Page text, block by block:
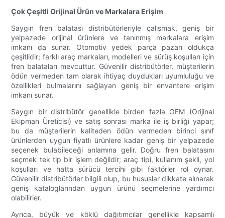
Çok Çeşitli Orijinal Ürün ve Markalara Erişim
Saygın fren balatası distribütörleriyle çalışmak, geniş bir
yelpazede orijinal ürünlere ve tanınmış markalara erişim
imkanı da sunar. Otomotiv yedek parça pazarı oldukça
çeşitlidir; farklı araç markaları, modelleri ve sürüş koşulları için
fren balataları mevcuttur. Güvenilir distribütörler, müşterilerin
ödün vermeden tam olarak ihtiyaç duydukları uyumluluğu ve
özellikleri bulmalarını sağlayan geniş bir envantere erişim
imkanı sunar.
Saygın bir distribütör genellikle birden fazla OEM (Orijinal
Ekipman Üreticisi) ve satış sonrası marka ile iş birliği yapar;
bu da müşterilerin kaliteden ödün vermeden birinci sınıf
ürünlerden uygun fiyatlı ürünlere kadar geniş bir yelpazede
seçenek bulabileceği anlamına gelir. Doğru fren balatasını
seçmek tek tip bir işlem değildir; araç tipi, kullanım şekli, yol
koşulları ve hatta sürücü tercihi gibi faktörler rol oynar.
Güvenilir distribütörler bilgili olup, bu hususlar dikkate alınarak
geniş kataloglarından uygun ürünü seçmelerine yardımcı
olabilirler.
Ayrıca, büyük ve köklü dağıtımcılar genellikle kapsamlı